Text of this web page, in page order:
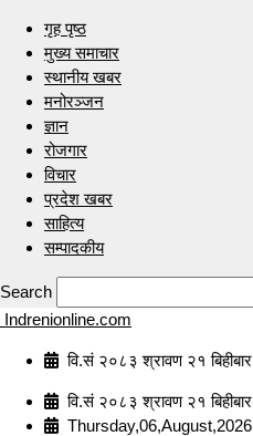
गृह पृष्ठ
मुख्य समाचार
स्थानीय खबर
मनोरञ्जन
ज्ञान
रोजगार
विचार
प्रदेश खबर
साहित्य
सम्पादकीय
Search
Indrenionline.com
वि.सं २०८३ श्रावण २१ बिहीबार
वि.सं २०८३ श्रावण २१ बिहीबार
Thursday,06,August,2026